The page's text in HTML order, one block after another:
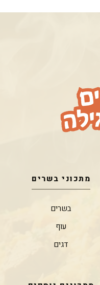
מתכוני בשרים
בשרים
עוף
דגים